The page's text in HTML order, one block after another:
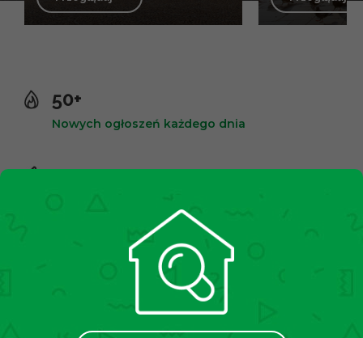
50+
Nowych ogłoszeń każdego dnia
10,000+
Spotkań miesięcznie